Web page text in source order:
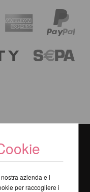
azienda e i
per raccogliere i